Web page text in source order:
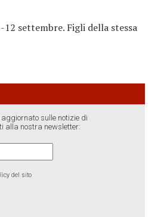
12 settembre. Figli della stessa
sulle notizie di
alla nostra newsletter:
del sito